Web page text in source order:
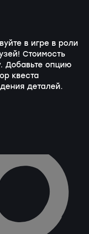
в игре в роли
Стоимость
Добавьте опцию
квеста
деталей.